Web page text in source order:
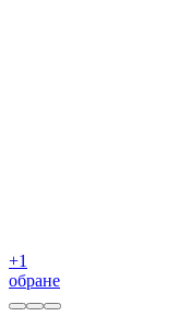
+1
обране